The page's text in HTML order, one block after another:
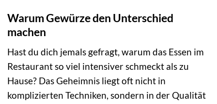
Warum Gewürze den Unterschied
machen
Hast du dich jemals gefragt, warum das Essen im
Restaurant so viel intensiver schmeckt als zu
Hause? Das Geheimnis liegt oft nicht in
komplizierten Techniken, sondern in der Qualität